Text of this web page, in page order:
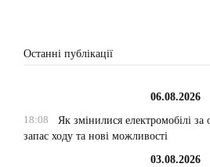
Останні публікації
06.08.2026
18:08
Як змінилися електромобілі за
запас ходу та нові можливості
03.08.2026